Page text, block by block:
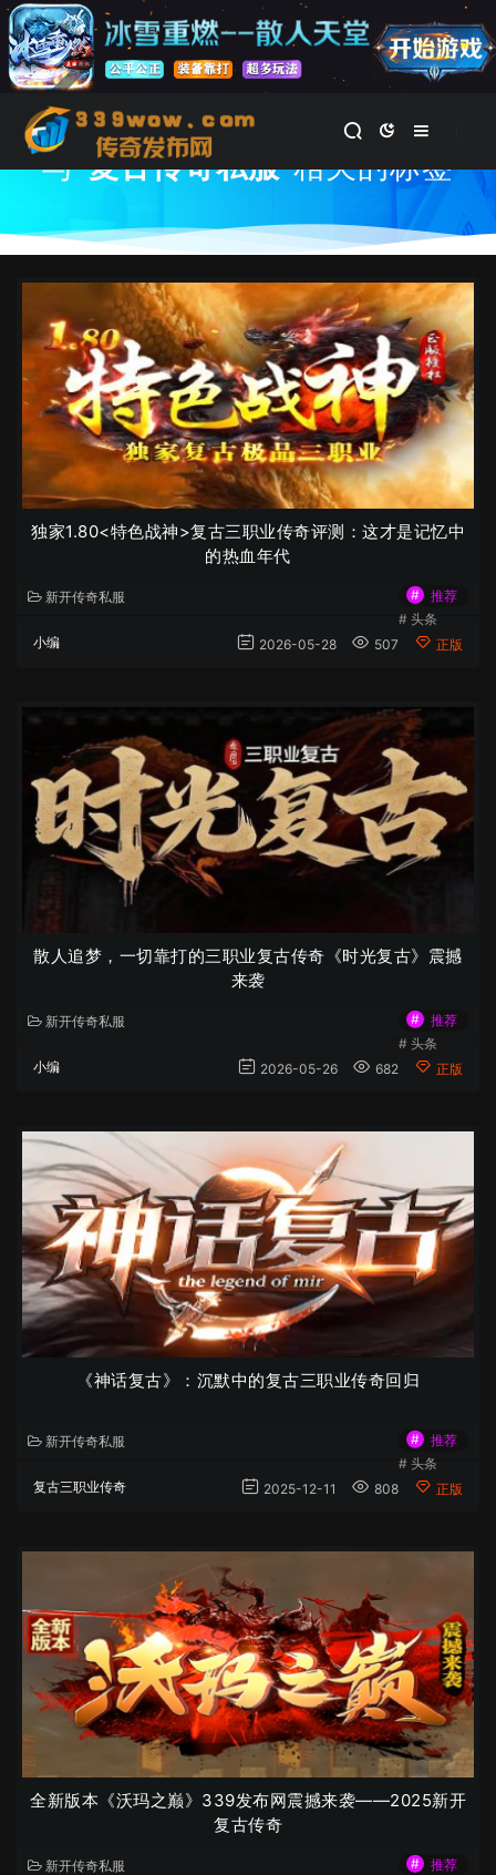
首页
与"复古传奇私服"相关的标签
独家1.80<特色战神>复古三职业传奇评测：这才是记忆中
的热血年代
新开传奇私服 #
推荐
# 头条
小编
2026-05-28 507 正版
散人追梦，一切靠打的三职业复古传奇《时光复古》震撼
来袭
新开传奇私服 #
推荐
# 头条
小编
2026-05-26 682 正版
《神话复古》：沉默中的复古三职业传奇回归
新开传奇私服 #
推荐
# 头条
复古三职业传奇
2025-12-11 808 正版
全新版本《沃玛之巅》339发布网震撼来袭——2025新开
复古传奇
新开传奇私服 #
推荐